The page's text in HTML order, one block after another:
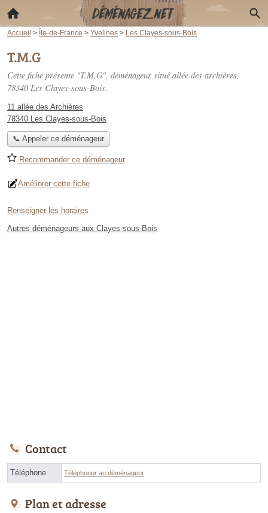
Accueil > Île-de-France > Yvelines > Les Clayes-sous-Bois
T.M.G
Cette fiche présente "T.M.G", déménageur situé allée des archières,
78340 Les Clayes-sous-Bois.
11 allée des Archières
78340 Les Clayes-sous-Bois
📞 Appeler ce déménageur
Recommander ce déménageur
Améliorer cette fiche
Renseigner les horaires
Autres déménageurs aux Clayes-sous-Bois
Contact
Téléphone Téléphoner au déménageur
Plan et adresse